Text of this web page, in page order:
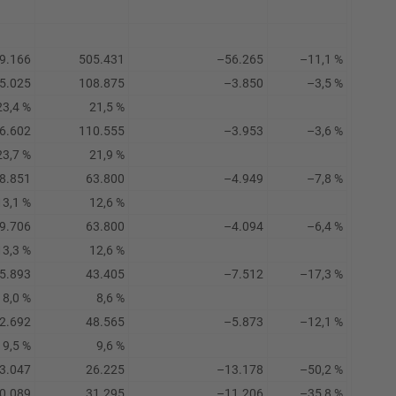
505.431 –56.265
–11,1 %
108.875 –3.850
–3,5 %
%
21,5 %
110.555 –3.953
–3,6 %
%
21,9 %
63.800 –4.949
–7,8 %
%
12,6 %
63.800 –4.094
–6,4 %
%
12,6 %
43.405 –7.512
–17,3 %
8,0 %
8,6 %
48.565 –5.873
–12,1 %
9,5 %
9,6 %
26.225 –13.178
–50,2 %